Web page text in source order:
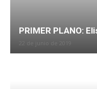
PRIMER PLANO:
22 de junio de 2019